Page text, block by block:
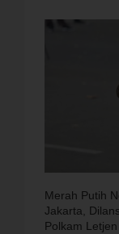
Merah Putih
Jakarta,
Polkam